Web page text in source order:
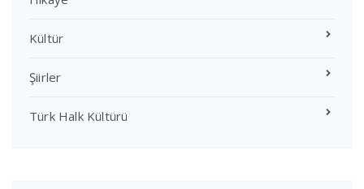
Kültür
Şiirler
Türk Halk Kültürü